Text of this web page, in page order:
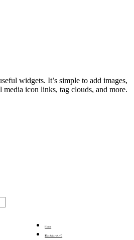
widgets. It’s simple to add images,
media icon links, tag clouds, and more.
Home
私たちについて